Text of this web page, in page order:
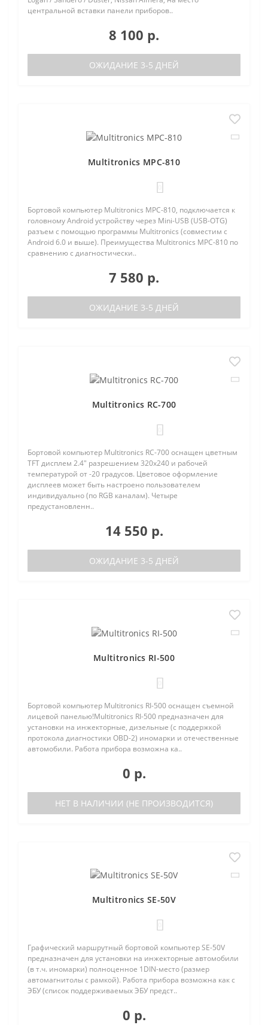
центральной вставки панели приборов..
8 100 р.
ОЖИДАНИЕ 3-5 ДНЕЙ
Multitronics MPC-810
Бортовой компьютер Multitronics MPC-810, подключается к
головному Android устройству через Mini-USB (USB-OTG)
разъем с помощью программы Multitronics (совместим с
Android 6.0 и выше). Преимущества Multitronics MPC-810 по
сравнению с диагностически..
7 580 р.
ОЖИДАНИЕ 3-5 ДНЕЙ
Multitronics RC-700
Бортовой компьютер Multitronics RC-700 оснащен цветным
TFT дисплем 2.4" разрешением 320х240 и рабочей
температурой от -20 градусов. Цветовое оформление
дисплеев может быть настроено пользователем
индивидуально (по RGB каналам). Четыре
предустановленн..
14 550 р.
ОЖИДАНИЕ 3-5 ДНЕЙ
Multitronics RI-500
Бортовой компьютер Multitronics RI-500 оснащен съемной
лицевой панелью!Multitronics RI-500 предназначен для
установки на инжекторные, дизельные (с поддержкой
протокола диагностики OBD-2) иномарки и отечественные
автомобили. Работа прибора возможна ка..
0 р.
НЕТ В НАЛИЧИИ (НЕ ПРОИЗВОДИТСЯ)
Multitronics SE-50V
Графический маршрутный бортовой компьютер SE-50V
предназначен для установки на инжекторные автомобили
(в т.ч. иномарки) полноценное 1DIN-место (размер
автомагнитолы с рамкой). Работа прибора возможна как с
ЭБУ (список поддерживаемых ЭБУ предст..
0 р.